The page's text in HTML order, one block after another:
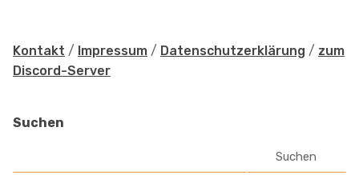
Kontakt / Impressum / Datenschutzerklärung / zum
Discord-Server
Suchen
Suchen